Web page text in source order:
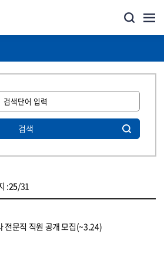
검색
:25/31
전문직 직원 공개 모집(~3.24)